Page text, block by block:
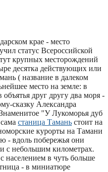
крае - место
статус Всероссийской
крупных месторождений
десятка действующих или
( название в далеком
место на земле: в
друг другу два моря -
сказку Александра
"У Лукоморья дуб
станица Тамань стоит на
курорты на Тамани
- вдоль побережья они
с небольшим километрах.
населением в чуть больше
- в миниатюре